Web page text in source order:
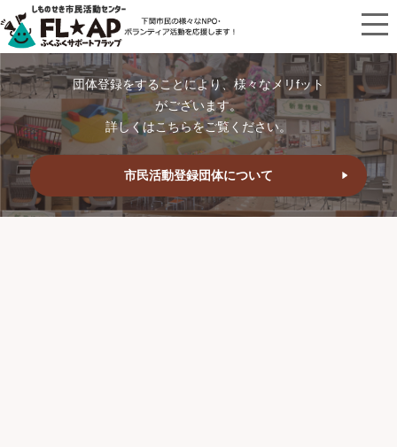
団体登録をすることにより、様々なメリfット
がございます。
詳しくはこちらをご覧ください。
市民活動登録団体について